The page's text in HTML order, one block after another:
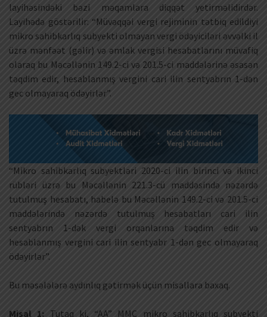
layihəsindəki bəzi məqamlara diqqət yetirməlidirdər.
Layihədə göstərilir: “Müvəqqəi vergi rejiminin tətbiq edildiyi
mikro sahibkarlıq subyekti olmayan vergi ödəyiciləri əvvəlki il
üzrə mənfəət (gəlir) və əmlak vergisi hesabatlarını müvafiq
olaraq bu Məcəllənin 149.2-ci və 201.5-ci maddələrinə əsasən
təqdim edir, hesablanmış vergini cari ilin sentyabrın 1-dən
gec olmayaraq ödəyirlər”.
“Mikro sahibkarlıq subyektləri 2020-ci ilin birinci və ikinci
rübləri üzrə bu Məcəllənin 221.3-cü maddəsində nəzərdə
tutulmuş hesabatı, habelə bu Məcəllənin 149.2-ci və 201.5-ci
maddələrində nəzərdə tutulmuş hesabatları cari ilin
sentyabrın 1-dək vergi orqanlarına təqdim edir və
hesablanmış vergini cari ilin sentyabr 1-dən gec olmayaraq
ödəyirlər”.
Bu məsələlərə aydınlıq gətirmək üçün misallara baxaq.
Misal 1: Tutaq ki, “AA” MMC mikro sahibkarlıq subyekti